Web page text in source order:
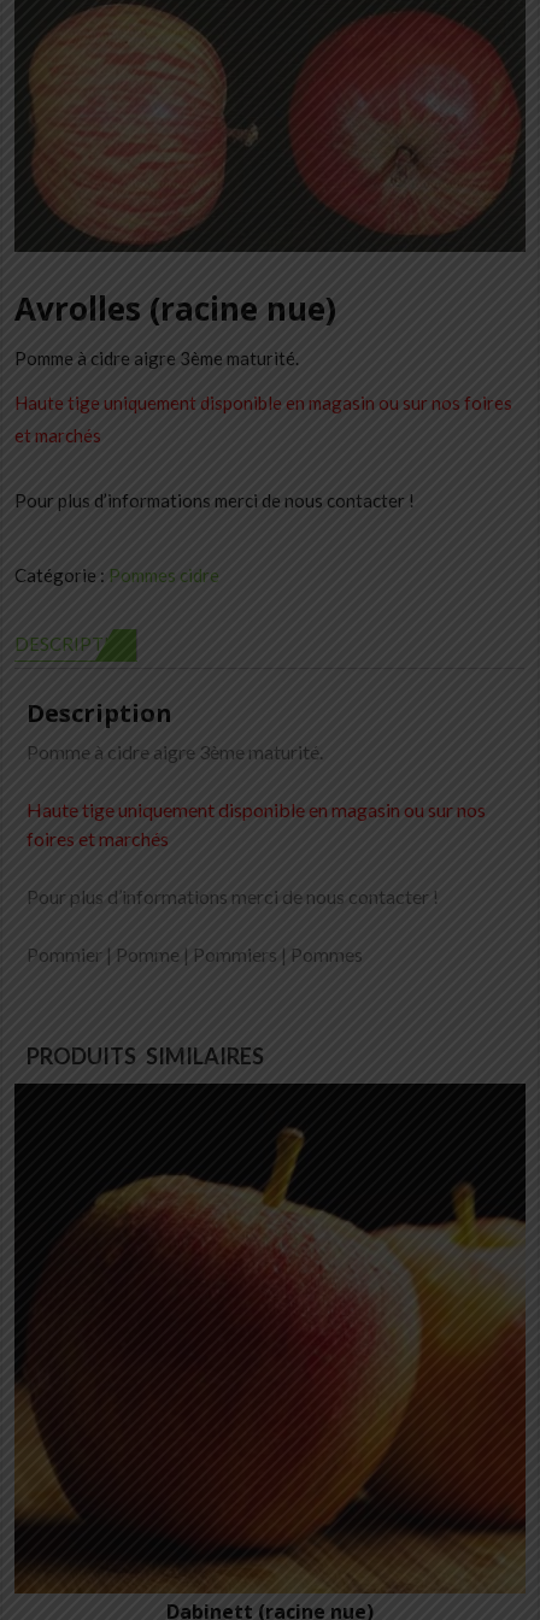
Avrolles (racine nue)
Pomme à cidre aigre 3ème maturité.
Haute tige uniquement disponible en magasin ou sur nos foires
et marchés
Pour plus d’informations merci de nous contacter !
Catégorie : Pommes cidre
DESCRIPTION
Description
Pomme à cidre aigre 3ème maturité.
Haute tige uniquement disponible en magasin ou sur nos
foires et marchés
Pour plus d’informations merci de nous contacter !
Pommier | Pomme | Pommiers | Pommes
PRODUITS SIMILAIRES
Dabinett (racine nue)